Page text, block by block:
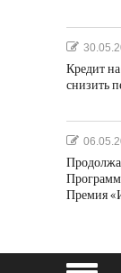
Кредит
снизить
Премия